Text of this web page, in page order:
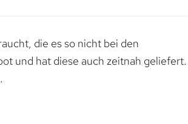
die es so nicht bei den
und hat diese auch zeitnah geliefert.